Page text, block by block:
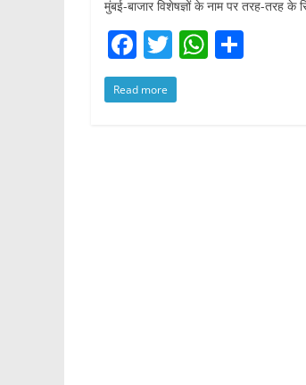
मुंबई-बाजार विशेषज्ञों के नाम पर तरह-तरह के
F
a
c
T
w
itt
W
Read more